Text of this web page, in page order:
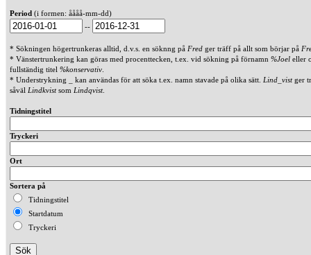
Period (i formen: åååå-mm-dd)
--
* Sökningen högertrunkeras alltid, d.v.s. en söknng på Fred ger träff på allt som börjar på
* Vänstertrunkering kan göras med procenttecken, t.ex. vid sökning på förnamn %Joel eller
fullständig titel %konservativ
* Understrykning _ kan användas för att söka t.ex. namn stavade på olika sätt. Lind_vistger
såväl Lindkvistsom Lindqvist.
Tidningstitel
Tryckeri
Ort
Sortera på
Tidningstitel
Startdatum
Tryckeri